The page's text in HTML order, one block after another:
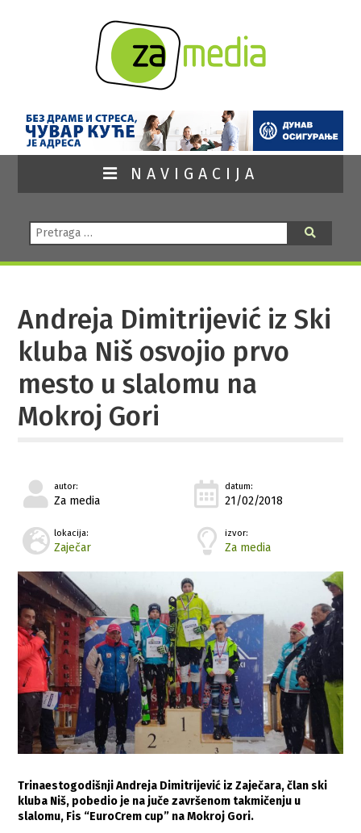
NAVIGACIJA
Pretraga:
Andreja Dimitrijević iz Ski
kluba Niš osvojio prvo
mesto u slalomu na
Mokroj Gori
autor:
Za media
datum:
21/02/2018
lokacija:
Zaječar
izvor:
Za media
Trinaestogodišnji Andreja Dimitrijević iz Zaječara, član ski
kluba Niš, pobedio je na juče završenom takmičenju u
slalomu, Fis “EuroCrem cup” na Mokroj Gori.